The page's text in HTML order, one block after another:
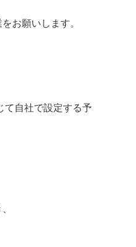
お願いします。
て自社で設定する予